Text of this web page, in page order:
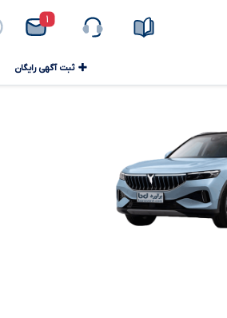
۱
ثبت آگهی رایگان